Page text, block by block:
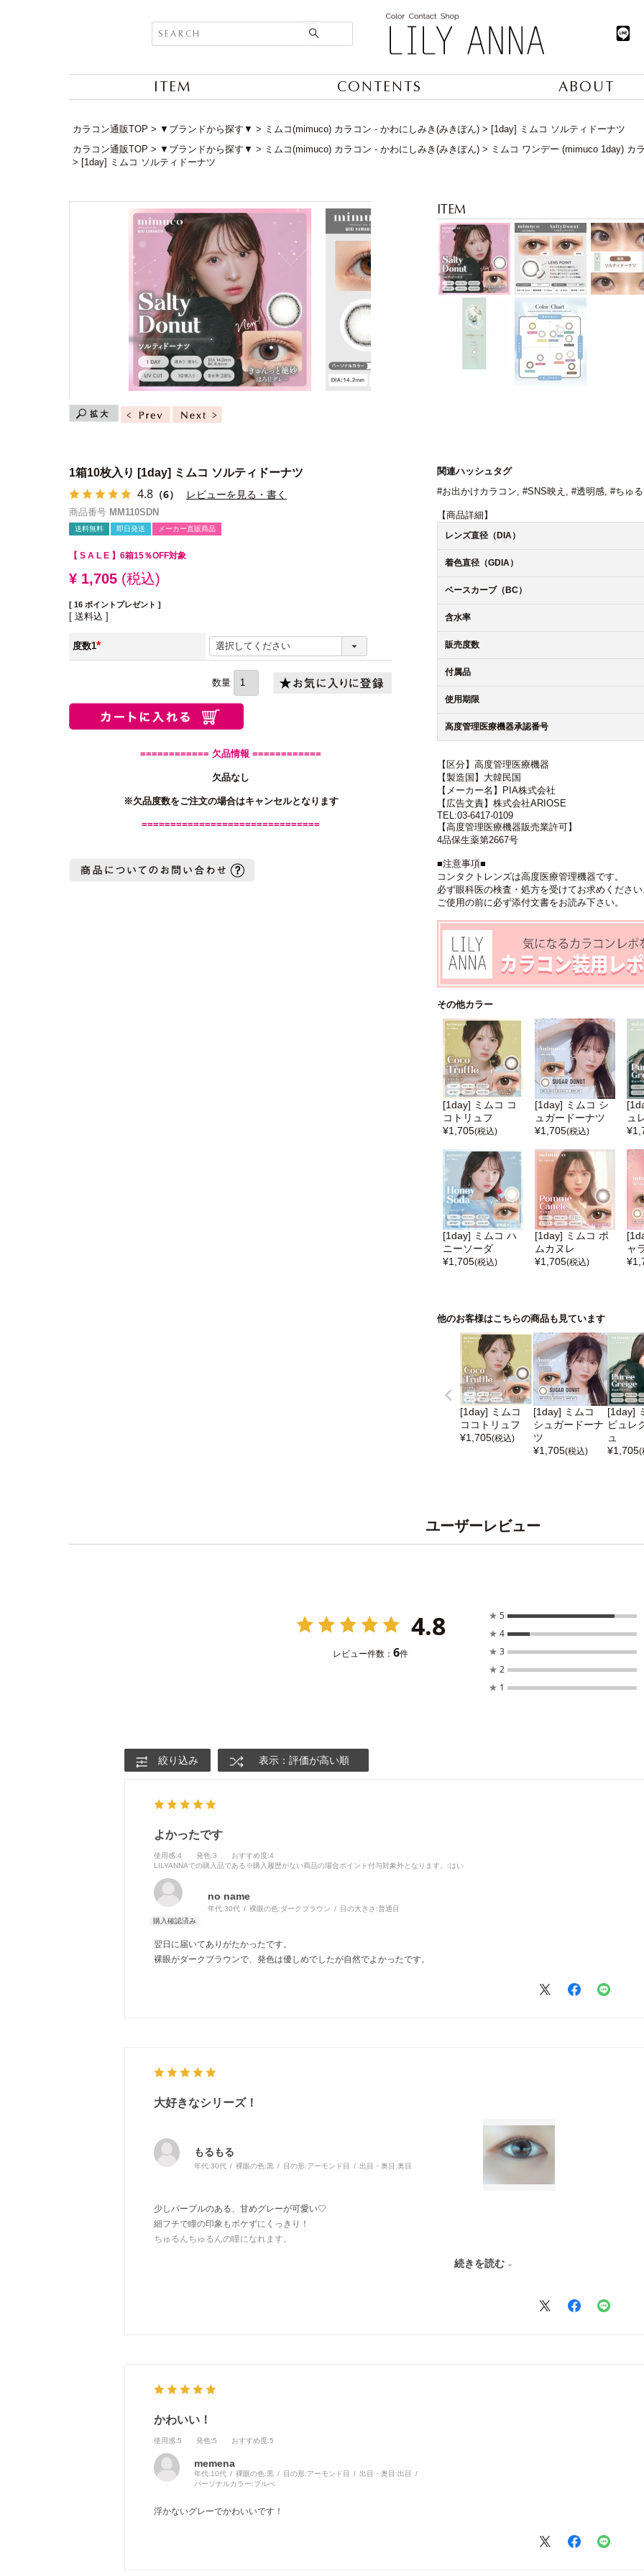
ITEM CONTENTS ABOUT
カラコン通販TOP ▼ブランドから探す▼ ミムコ(mimuco) カラコン - かわにしみき(みきぽん)
[1day] ミムコ ソルティドーナツ
カラコン通販TOP
▼ブランドから探す▼ ミムコ(mimuco) カラコン - かわにしみき(みきぽん)
ミムコ ワンデー (mimuco 1day) カ
[1day] ミムコ ソルティドーナツ
1箱10枚入り [1day] ミムコ ソルティドーナツ
4.8 （6） レビューを見る・書く
商品番号 MM110SDN
送料無料 即日発送 メーカー直販商品
【 S A L E 】 6箱15％OFF対象
¥ 1,705 税込
[ 16 ポイントプレゼント ]
送料込
度数1
(必
============ 欠品情報 ============
欠品なし
※欠品度数をご注文の場合はキャンセルとなります
===============================
関連ハッシュタグ
#お出かけカラコン, #SNS映え , #透明感, #ちゅ
【商品詳細】
レンズ直径（DIA）
着色直径（GDIA）
ベースカーブ（BC）
含水率
販売度数
付属品
使用期限
高度管理医療機器承認番号
【区分】高度管理医療機器
【製造国】大韓民国
【メーカー名】PIA株式会社
【広告文責】株式会社ARIOSE
TEL:03-6417-0109
【高度管理医療機器販売業許可】
4品保生薬第2667号
■注意事項■
コンタクトレンズは高度医療管理機器です。
必ず眼科医の検査・処方を受けてお求めください
ご使用の前に必ず添付文書をお読み下さい。
その他カラー
[1day] ミムコ コ
コトリュフ
¥1,705(税込)
[1day] ミムコ シ
ュガードーナツ
¥1,705(税込)
ュ
¥
[1day] ミムコ ハ
ニーソーダ
¥1,705(税込)
[1day] ミムコ ポ
ムカヌレ
¥1,705(税込)
ャ
¥
他のお客様はこちらの商品も見ています
[1day] ミムコ
ココトリュフ
¥1,705(税込)
[1day] ミムコ
シュガードーナ
ツ
¥1,705(税込)
[1day]
ピュレ
ュ
¥1,705(
ユーザーレビュー
4.8
レビュー件数： 6件
★ 5
★ 4
★ 3
★ 2
★ 1
絞り込み 表示：評価が高い順
よかったです
使用感:4 発色:3 おすすめ度:4
LILYANNAでの購入品である※購入履歴がない商品の場合ポイント付与対象外となります。 :はい
no name
年代:30代 裸眼の色:ダークブラウン 目の大きさ:普通目
翌日に届いてありがたかったです。
裸眼がダークブラウンで、発色は優しめでしたが自然でよかったです。
大好きなシリーズ！
もるもる
年代:30代 裸眼の色:黒 目の形:アーモンド目 出目・奥目:奥目
少しパープルのある、甘めグレーが可愛い♡
細フチで瞳の印象もボケずにくっきり！
ちゅるんちゅるんの瞳になれます。
続きを読む
かわいい！
使用感:5 発色:5 おすすめ度:5
memena
年代:10代 裸眼の色:黒 目の形:アーモンド目 出目・奥目:出目
パーソナルカラー:ブルべ
浮かないグレーでかわいいです！